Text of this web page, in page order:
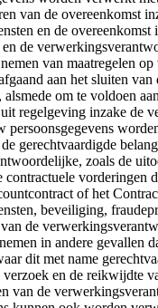
van de overeenkomst
en de overeenkomst
en de
van maatregelen
aan het sluiten van
alsmede om te voldoen
regelgeving inzake de
persoonsgegevens
gerechtvaardigde
zoals de
contractuele vorderingen
of het
beveiliging,
de
in andere gevallen
dit met name
en de reikwijdte
van de